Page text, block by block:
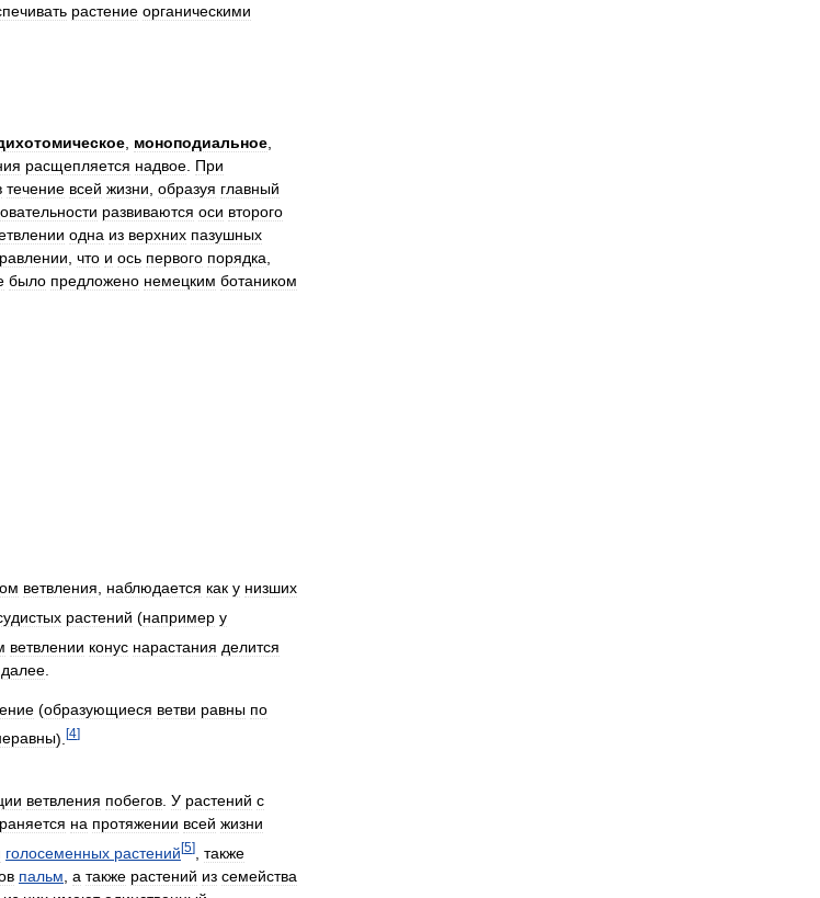
растение органическими
моноподиальное
расщепляется надвое При
течение всей жизни образуя главный
развиваются оси второго
одна из верхних пазушных
что и ось первого порядка
было предложено немецким ботаником
ветвления, наблюдается как у низших
растений (например у
ветвлении конус нарастания делится
далее
(образующиеся ветви равны по
). [4]
ветвления побегов. У растений с
на протяжении всей жизни
голосеменных растений [5]
также
пальм а также растений из семейства